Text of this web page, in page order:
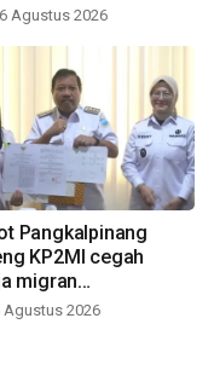
Agustus 2026
Pangkalpinang
KP2MI cegah
migran
Agustus 2026